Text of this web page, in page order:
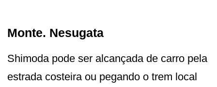
Monte. Nesugata
Shimoda pode ser alcançada de carro pela
estrada costeira ou pegando o trem local